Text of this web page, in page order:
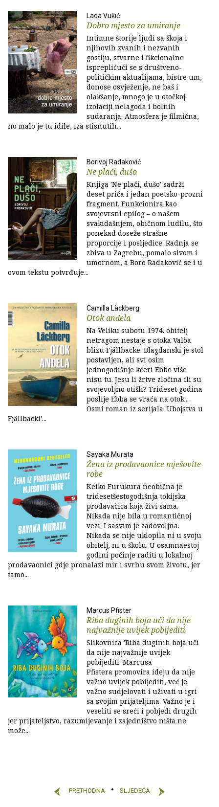
Lada Vukić
Dobro mjesto za umiranje
Intimne štorije ljudi sa škoja i
njihovih zvanih i nezvanih
gostiju, stvarne i fikcionalne
ispreplićući se s društveno-
političkim aktualijama, bistre um,
donose osvježenje, ne baš i
olakšanje, mnogo je u otočkoj
izolaciji nelagoda i bolnih
sudaranja. Atmosfera je filmična,
no malo je tu idile, iza stisnutih...
Borivoj Radaković
Ne plači, dušo
Knjiga 'Ne plači, dušo' sadrži
deset priča i jedan poetsko-prozni
fragment. Funkcionira kao
svojevrsni epilog – o našem
svakidašnjem, običnom ludilu, što
ponekad doseže strašne
proporcije i posljedice. Radnja se
zbiva u Zagrebu, pomalo sivom i
umornom, a Boro Radaković se i u
ovom tekstu potvrđuje...
Camilla Läckberg
Otok anđela
Na Veliku subotu 1974. obitelj
netragom nestaje s otoka Valöa
blizu Fjällbacke. Blagdanski je stol
postavljen, ali svi osim
jednogodišnje kćeri Ebbe više
nisu tu. Jesu li žrtve zločina ili su
svojevoljno otišli? Trideset godina
poslije Ebba se vraća na otok...
Osmi roman iz serijala 'Ubojstva u
Fjällbacki'...
Sayaka Murata
Žena iz prodavaonice mješovite
robe
Keiko Furukura neobična je
tridesetšestogodišnja tokijska
prodavačica koja živi sama.
Nikada nije bila u romantičnoj
vezi. I sasvim je zadovoljna.
Nikada se nije uklopila ni u svoju
obitelj, ni u školu. U osamnaestoj
godini počinje raditi u lokalnoj
prodavaonici gdje pronalazi mir i svrhu svom životu, jer
tamo...
Marcus Pfister
Riba duginih boja uči da nije
najvažnije uvijek pobijediti
Slikovnica 'Riba duginih boja uči
da nije najvažnije uvijek
pobijediti' Marcusa
Pfistera promovira ideju da nije
važno uvijek pobijediti, već je
važno sudjelovati i uživati u igri
sa svojim prijateljima. Važno je i
veseliti se sreći i pobjedi drugih
jer prijateljstvo, razumijevanje i zajedništvo ništa ne
može...
PRETHODNA SLJEDEĆA